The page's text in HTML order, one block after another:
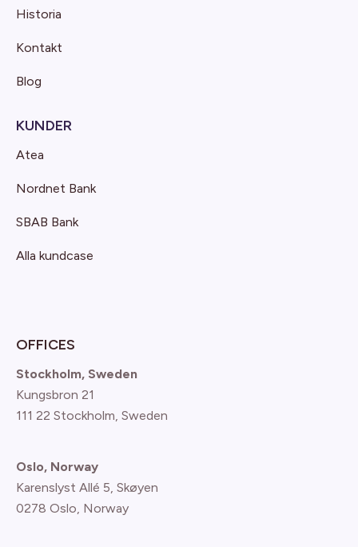
Historia
Kontakt
Blog
KUNDER
Atea
Nordnet Bank
SBAB Bank
Alla kundcase
OFFICES
Stockholm, Sweden
Kungsbron 21
111 22 Stockholm, Sweden
Oslo, Norway
Karenslyst Allé 5, Skøyen
0278 Oslo, Norway